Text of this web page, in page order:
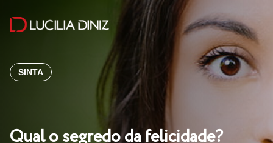
SINTA
Qual o segredo da felicidade?